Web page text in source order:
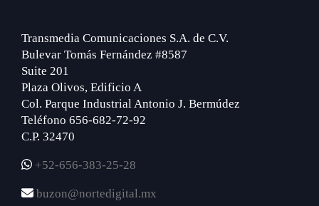
Transmedia Comunicaciones S.A. de C.V.
Bulevar Tomás Fernández #8587
Suite 201
Plaza Olivos, Edificio A
Col. Parque Industrial Antonio J. Bermúdez
Teléfono 656-682-72-92
C.P. 32470
+52-656-383-25-28
buzon@nortedigital.mx